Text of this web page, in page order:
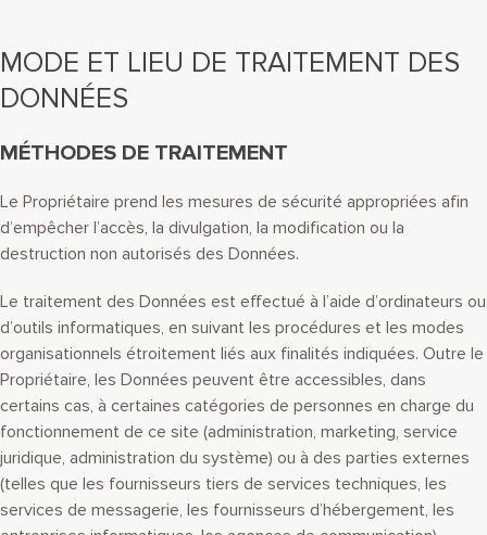
MODE ET LIEU DE TRAITEMENT DES
DONNÉES
MÉTHODES DE TRAITEMENT
Le Propriétaire prend les mesures de sécurité appropriées afin
d’empêcher l’accès, la divulgation, la modification ou la
destruction non autorisés des Données.
Le traitement des Données est effectué à l’aide d’ordinateurs ou
d’outils informatiques, en suivant les procédures et les modes
organisationnels étroitement liés aux finalités indiquées. Outre le
Propriétaire, les Données peuvent être accessibles, dans
certains cas, à certaines catégories de personnes en charge du
fonctionnement de ce site (administration, marketing, service
juridique, administration du système) ou à des parties externes
(telles que les fournisseurs tiers de services techniques, les
services de messagerie, les fournisseurs d’hébergement, les